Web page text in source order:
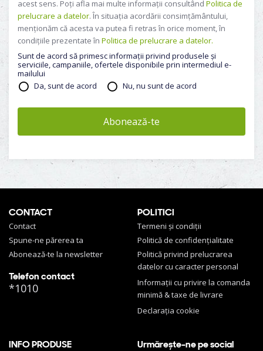
acest sens. Poți afla mai multe informații consultând Politica de
prelucrare a datelor. În situația acordării consimțământului,
menționăm că acesta va putea fi retras în orice moment, în
condițiile prezentate în Politica de prelucrare a datelor.
Sunt de acord să primesc informaţii privind produsele şi
serviciile, campaniile, ofertele disponibile prin intermediul e-
mailului
Da, sunt de acord
Nu, nu sunt de acord
Abonează-te
CONTACT
Contact
Spune-ne părerea ta
Abonează-te la newsletter
Telefon contact
*1010
POLITICI
Termeni și condiții
Politică de confidențialitate
Politică privind prelucrarea
datelor cu caracter personal
Informații cu privire la comanda
minimă & taxe de livrare
Declarația cookie
INFO PRODUSE
Urmărește-ne pe social